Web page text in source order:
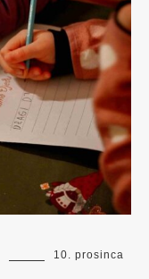
10. prosinca